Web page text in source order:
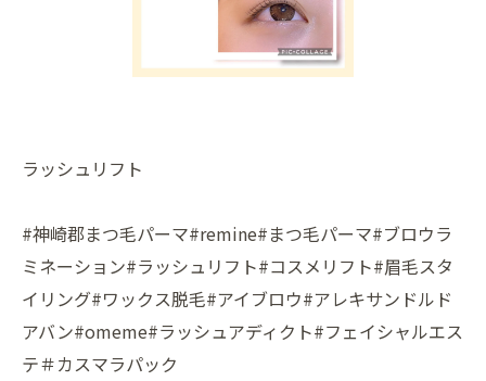
ラッシュリフト
#神崎郡まつ毛パーマ#remine#まつ毛パーマ#ブロウラ
ミネーション#ラッシュリフト#コスメリフト#眉毛スタ
イリング#ワックス脱毛#アイブロウ#アレキサンドルド
アバン#omeme#ラッシュアディクト#フェイシャルエス
テ＃カスマラパック